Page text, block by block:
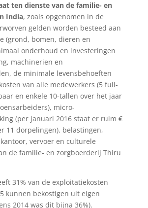
ten dienste van de familie- en
India, zoals opgenomen in de
gelden worden besteed aan
(grond, bomen, dieren en
onderhoud en investeringen
machinerien en
de minimale levensbehoeften
van alle medewerkers (5 full-
en enkele 10-tallen over het jaar
micro-
(per januari 2016 staat er ruim €
11 dorpelingen), belastingen,
vervoer en culturele
de familie- en zorgboerderij Thiru
31% van de exploitatiekosten
kunnen bekostigen uit eigen
2014 was dit bijna 36%).